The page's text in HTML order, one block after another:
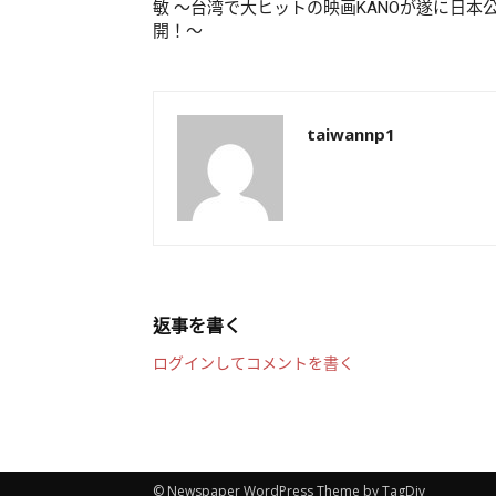
敏 〜台湾で大ヒットの映画KANOが遂に日本
開！〜
taiwannp1
返事を書く
ログインしてコメントを書く
© Newspaper WordPress Theme by TagDiv